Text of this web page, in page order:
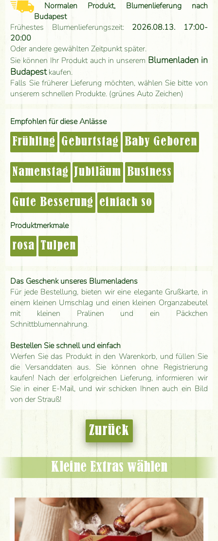
Normalen Produkt, Blumenlieferung nach
Budapest
Frühestes Blumenlieferungszeit: 2026.08.13. 17:00-
20:00
Oder andere gewählten Zeitpunkt später.
Sie können Ihr Produkt auch in unserem Blumenladen in
Budapestkaufen.
Falls Sie früherer Lieferung möchten, wählen Sie bitte von
unserem schnellen Produkte. (grünes Auto Zeichen)
Empfohlen für diese Anlässe
Frühling Geburtstag Baby Geboren
Namenstag Jubiläum Business
Gute Besserung einfach so
Produktmerkmale
rosa Tulpen
Das Geschenk unseres Blumenladens
Für jede Bestellung, bieten wir eine elegante Grußkarte, in
einem kleinen Umschlag und einen kleinen Organzabeutel
mit kleinen Pralinen und ein Päckchen
Schnittblumennahrung.
Bestellen Sie schnell und einfach
Werfen Sie das Produkt in den Warenkorb, und füllen Sie
die Versanddaten aus. Sie können ohne Registrierung
kaufen! Nach der erfolgreichen Lieferung, informieren wir
Sie in einer E-Mail, und wir schicken Ihnen auch ein Bild
von der Strauß!
Zurück
Kleine Extras wählen